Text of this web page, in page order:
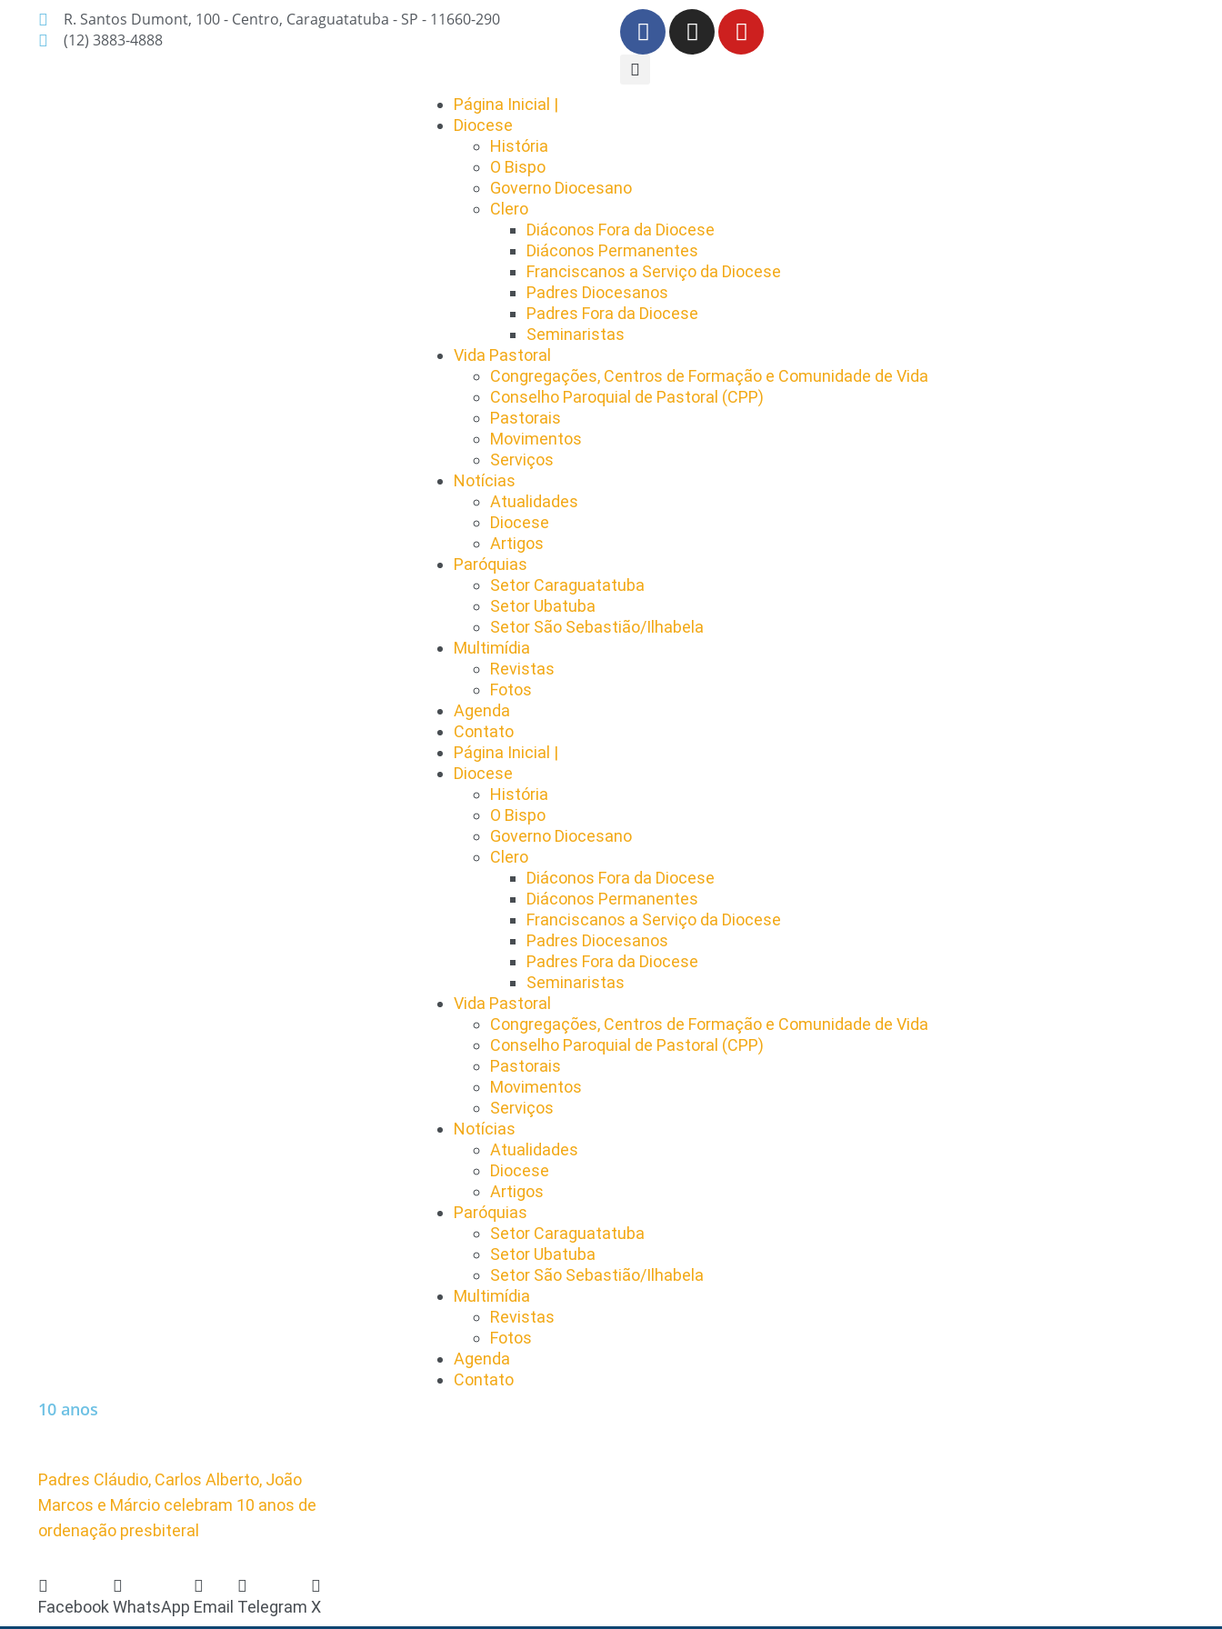
R. Santos Dumont, 100 - Centro, Caraguatatuba - SP - 11660-290
(12) 3883-4888
Página Inicial |
Diocese
História
O Bispo
Governo Diocesano
Clero
Diáconos Fora da Diocese
Diáconos Permanentes
Franciscanos a Serviço da Diocese
Padres Diocesanos
Padres Fora da Diocese
Seminaristas
Vida Pastoral
Congregações, Centros de Formação e Comunidade de Vida
Conselho Paroquial de Pastoral (CPP)​
Pastorais
Movimentos
Serviços
Notícias
Atualidades
Diocese
Artigos
Paróquias
Setor Caraguatatuba
Setor Ubatuba
Setor São Sebastião/Ilhabela
Multimídia
Revistas
Fotos
Agenda
Contato
Página Inicial |
Diocese
História
O Bispo
Governo Diocesano
Clero
Diáconos Fora da Diocese
Diáconos Permanentes
Franciscanos a Serviço da Diocese
Padres Diocesanos
Padres Fora da Diocese
Seminaristas
Vida Pastoral
Congregações, Centros de Formação e Comunidade de Vida
Conselho Paroquial de Pastoral (CPP)​
Pastorais
Movimentos
Serviços
Notícias
Atualidades
Diocese
Artigos
Paróquias
Setor Caraguatatuba
Setor Ubatuba
Setor São Sebastião/Ilhabela
Multimídia
Revistas
Fotos
Agenda
Contato
10 anos
Padres Cláudio, Carlos Alberto, João
Marcos e Márcio celebram 10 anos de
ordenação presbiteral
Facebook WhatsApp Email Telegram X